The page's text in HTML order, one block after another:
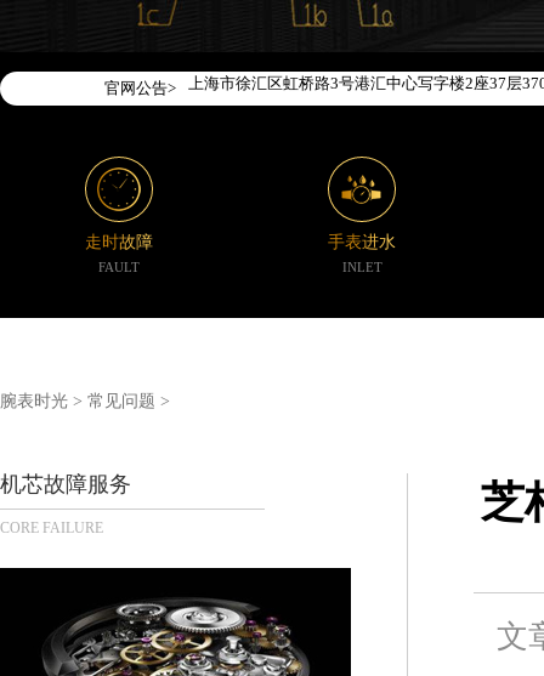
官网公告>
天津市和平区赤峰道136号天津国际金融中心写字
上海市徐汇区虹桥路3号港汇中心写字楼2座37层
上海市黄浦区南京东路299号宏伊国际广场写字楼8
常州市新北区龙锦路1590号现代传媒中心写字楼5
徐州市鼓楼区淮海东路29号苏宁广场IFC国际金融
扬州市邗江区国展路29号星耀天地写字楼1号楼18
盐城市盐都区世纪大道5号盐城金融城写字楼1号
南昌市红谷滩新区红谷中大道998号绿地双子塔
广州市天河区天河路230号万菱汇国际中心写字楼
广州市越秀区环市东路371-375号世界贸易中心大
深圳市罗湖区深南东路5001号华润大厦写字楼17
惠州市惠城区江北文昌一路7号华贸大厦写字楼1座
走时故障
FAULT
手表进水
INLET
腕表时光 > 常见问题 >
机芯故障服务
CORE FAILURE
芝
文